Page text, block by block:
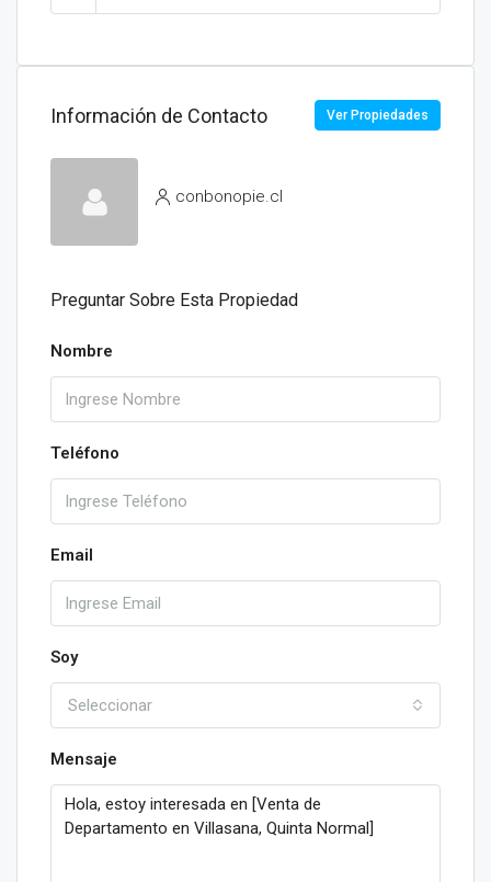
Información de Contacto Ver Propiedades
conbonopie.cl
Preguntar Sobre Esta Propiedad
Nombre
Teléfono
Email
Soy
Seleccionar
Mensaje